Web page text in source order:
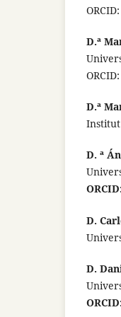
ORCID:
D.ª
ORCID:
D.ª
D. ª
D.
D.